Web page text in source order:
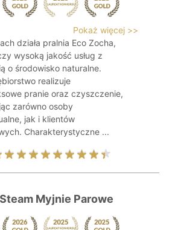
Pokaż więcej >>
działa pralnia Eco Zocha,
wysoką jakość usług z
o środowisko naturalne.
realizuje
pranie oraz czyszczenie,
zarówno osoby
jak i klientów
Charakterystyczne ...
Myjnie Parowe